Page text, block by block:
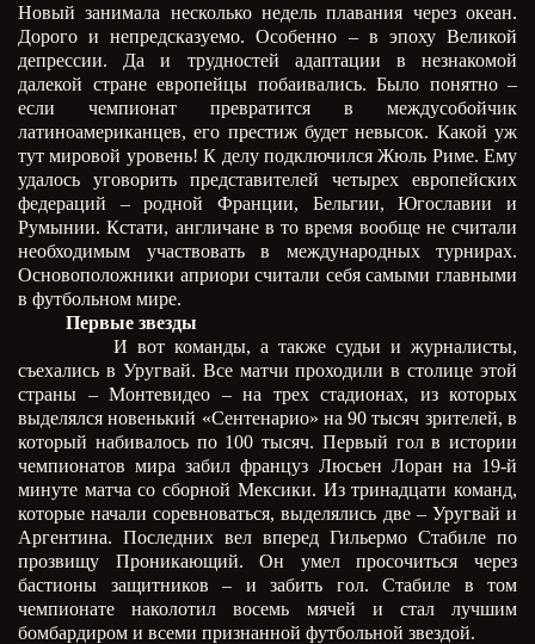
Новый занимала несколько недель плавания через океан.
Дорого и непредсказуемо. Особенно – в эпоху Великой
депрессии. Да и трудностей адаптации в незнакомой
далекой стране европейцы побаивались. Было понятно –
если чемпионат превратится в междусобойчик
латиноамериканцев, его престиж будет невысок. Какой уж
тут мировой уровень! К делу подключился Жюль Риме. Ему
удалось уговорить представителей четырех европейских
федераций – родной Франции, Бельгии, Югославии и
Румынии. Кстати, англичане в то время вообще не считали
необходимым участвовать в международных турнирах.
Основоположники априори считали себя самыми главными
в футбольном мире.
Первые звезды
И вот команды, а также судьи и журналисты,
съехались в Уругвай. Все матчи проходили в столице этой
страны – Монтевидео – на трех стадионах, из которых
выделялся новенький «Сентенарио» на 90 тысяч зрителей, в
который набивалось по 100 тысяч. Первый гол в истории
чемпионатов мира забил француз Люсьен Лоран на 19-й
минуте матча со сборной Мексики. Из тринадцати команд,
которые начали соревноваться, выделялись две – Уругвай и
Аргентина. Последних вел вперед Гильермо Стабиле по
прозвищу Проникающий. Он умел просочиться через
бастионы защитников – и забить гол. Стабиле в том
чемпионате наколотил восемь мячей и стал лучшим
бомбардиром и всеми признанной футбольной звездой.